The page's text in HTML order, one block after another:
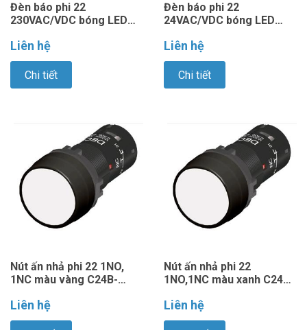
Đèn báo phi 22
230VAC/VDC bóng LED
Liên hệ
Chi tiết
Đèn báo phi 22
24VAC/VDC bóng LED
Liên hệ
Chi tiết
Nút ấn nhả phi 22 1NO,
1NC màu vàng C24B-
Liên hệ
Nút ấn nhả phi 22
1NO,1NC màu xanh C24B-
Liên hệ